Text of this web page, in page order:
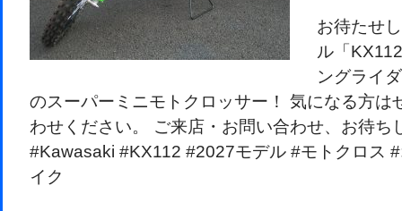
お待たせ
ル「
ングライ
のスーパーミニモトクロッサー！ 気になる方は
わせください。 ご来店・お問い合わせ、お待ち
#Kawasaki #KX112 #2027モデル #モトクロス
イク